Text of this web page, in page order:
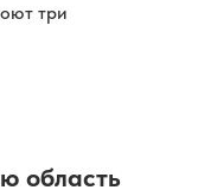
три
область